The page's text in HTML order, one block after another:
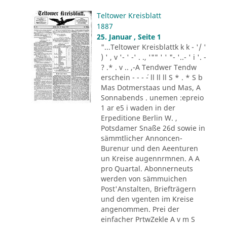
Teltower Kreisblatt
1887
25. Januar , Seite 1
"...Teltower Kreisblattk k k - '/ '
) ' , v '- ' -' . ., '"" ' ' "- '..- ' i '. -
? .* . v .. ,-A Tendwer Tendw
erschein - - - ´- ll ll ll S * . * S b
Mas Dotmerstaas und Mas, A
Sonnabends . unemen :epreio
1 ar e5 i waden in der
Erpeditione Berlin W. ,
Potsdamer Snaße 26d sowie in
sämmtlicher Annoncen-
Burenur und den Aeenturen
un Kreise augennrmnen. A A
pro Quartal. Abonnerneuts
werden von sämmuichen
Post'Anstalten, Briefträgern
und den vgenten im Kreise
angenommen. Prei der
einfacher PrtwZekle A v m S